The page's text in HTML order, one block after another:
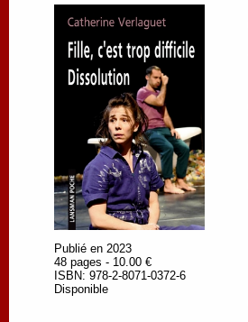
Publié en 2023
48 pages - 10.00 €
ISBN: 978-2-8071-0372-6
Disponible